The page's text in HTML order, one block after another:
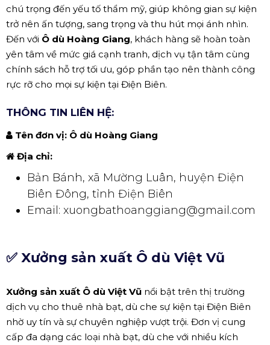
chú trọng đến yếu tố thẩm mỹ, giúp không gian sự kiện
trở nên ấn tượng, sang trọng và thu hút mọi ánh nhìn.
Đến với Ô dù Hoàng Giang, khách hàng sẽ hoàn toàn
yên tâm về mức giá cạnh tranh, dịch vụ tận tâm cùng
chính sách hỗ trợ tối ưu, góp phần tạo nên thành công
rực rỡ cho mọi sự kiện tại Điện Biên.
THÔNG TIN LIÊN HỆ:
Tên đơn vị: Ô dù Hoàng Giang
Địa chỉ:
Bản Bánh, xã Mường Luân, huyện Điện
Biên Đông, tỉnh Điện Biên
Email: xuongbathoanggiang@gmail.com
✅ Xưởng sản xuất Ô dù Việt Vũ
Xưởng sản xuất Ô dù Việt Vũ nổi bật trên thị trường
dịch vụ cho thuê nhà bạt, dù che sự kiện tại Điện Biên
nhờ uy tín và sự chuyên nghiệp vượt trội. Đơn vị cung
cấp đa dạng các loại nhà bạt, dù che với nhiều kích